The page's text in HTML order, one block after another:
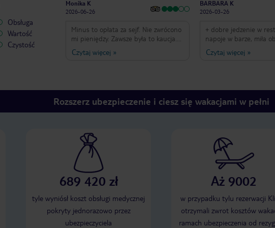
Obsługa
Wartość
Czystość
Monika K
2026-06-26
Minus to opłata za sejf. Nie zwrócono
mi pieniędzy. Zawsze była to kaucja.
Aż do teraz 😡
Czytaj więcej »
BARBARA K
2026-03-26
+ dobre jedzenie w
napoje w barze, miła
błyskawiczny "check
czasem - w pokoju od
wywieszki "do not
jakieś obśrupane.. te
Czytaj więcej »
Rozszerz ubezpieczenie i ciesz się wakacjami w pełni
689 420 zł
tyle wyniósł koszt obsługi medycznej
pokryty jednorazowo przez
ubezpieczyciela
Aż 9002
w przypadku tylu rezerwacji
otrzymali zwrot kosztów
ramach ubezpieczenia od